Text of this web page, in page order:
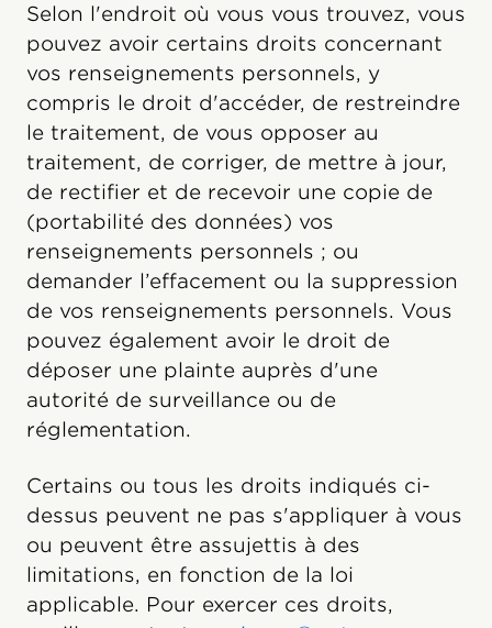
Selon l'endroit où vous vous trouvez, vous
pouvez avoir certains droits concernant
vos renseignements personnels, y
compris le droit d'accéder, de restreindre
le traitement, de vous opposer au
traitement, de corriger, de mettre à jour,
de rectifier et de recevoir une copie de
(portabilité des données) vos
renseignements personnels ; ou
demander l’effacement ou la suppression
de vos renseignements personnels. Vous
pouvez également avoir le droit de
déposer une plainte auprès d'une
autorité de surveillance ou de
réglementation.
Certains ou tous les droits indiqués ci-
dessus peuvent ne pas s'appliquer à vous
ou peuvent être assujettis à des
limitations, en fonction de la loi
applicable. Pour exercer ces droits,